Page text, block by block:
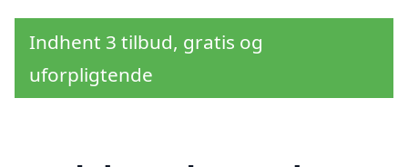
Indhent 3 tilbud, gratis og
uforpligtende